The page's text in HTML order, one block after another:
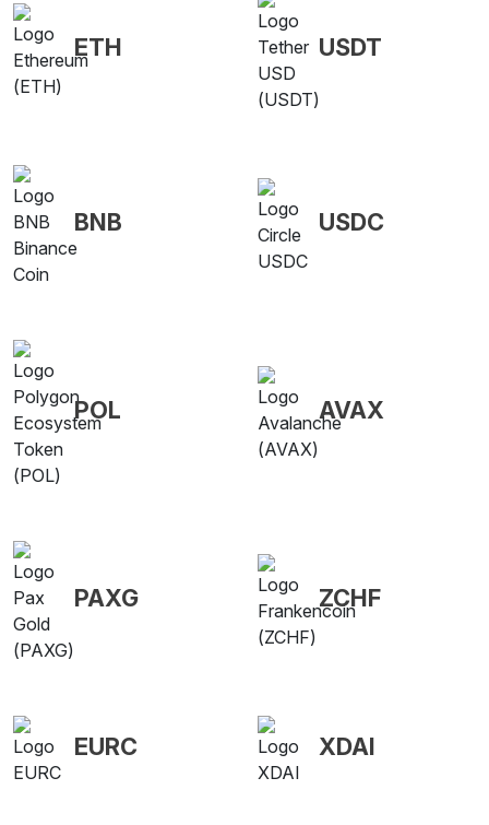
ETH USDT
BNB USDC
POL AVAX
PAXG ZCHF
EURC XDAI